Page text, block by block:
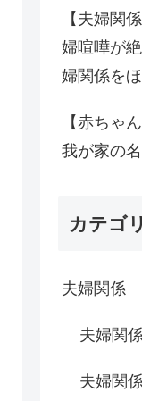
【夫婦関
婦喧嘩が
婦関係を
【赤ちゃ
我が家の
カテゴ
夫婦関係
夫婦関
夫婦関